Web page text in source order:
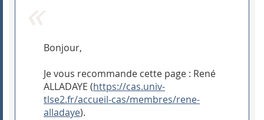
Bonjour,
Je vous recommande cette page : René
ALLADAYE (https://cas.univ-
tlse2.fr/accueil-cas/membres/rene-
alladaye).